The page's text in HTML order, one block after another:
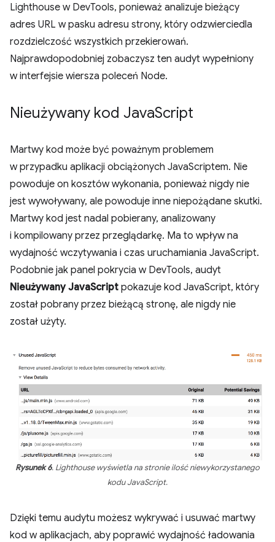
Lighthouse w DevTools, ponieważ analizuje bieżący
adres URL w pasku adresu strony, który odzwierciedla
rozdzielczość wszystkich przekierowań.
Najprawdopodobniej zobaczysz ten audyt wypełniony
w interfejsie wiersza poleceń Node.
Nieużywany kod JavaScript
Martwy kod może być poważnym problemem
w przypadku aplikacji obciążonych JavaScriptem. Nie
powoduje on kosztów wykonania, ponieważ nigdy nie
jest wywoływany, ale powoduje inne niepożądane skutki.
Martwy kod jest nadal pobierany, analizowany
i kompilowany przez przeglądarkę. Ma to wpływ na
wydajność wczytywania i czas uruchamiania JavaScript.
Podobnie jak panel pokrycia w DevTools, audyt
Nieużywany JavaScript pokazuje kod JavaScript, który
został pobrany przez bieżącą stronę, ale nigdy nie
został użyty.
Rysunek 6. Lighthouse wyświetla na stronie ilość niewykorzystanego
kodu JavaScript.
Dzięki temu audytu możesz wykrywać i usuwać martwy
kod w aplikacjach, aby poprawić wydajność ładowania